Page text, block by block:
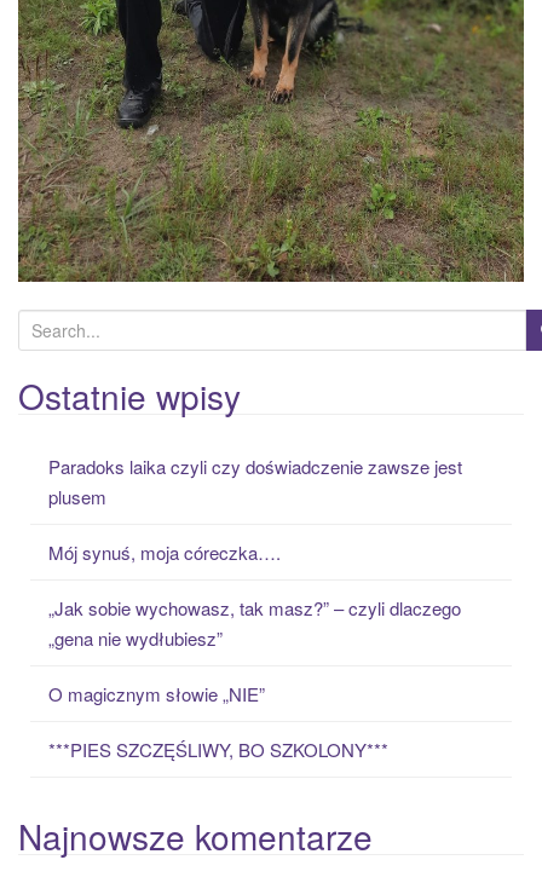
e
a
r
Ostatnie wpisy
Paradoks laika czyli czy doświadczenie zawsze jest
plusem
Mój synuś, moja córeczka….
„Jak sobie wychowasz, tak masz?” – czyli dlaczego
„gena nie wydłubiesz”
O magicznym słowie „NIE”
***PIES SZCZĘŚLIWY, BO SZKOLONY***
Najnowsze komentarze